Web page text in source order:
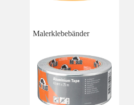
Malerklebebänder